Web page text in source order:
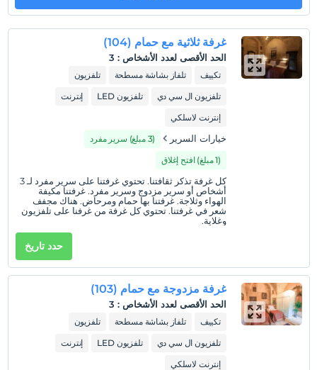
بعد 13:00
تسجيل المغادرة
قبل 12:00
حيوانات أليفة
ممنوع التدخين في الغرفة
ساعات تسجيل الوصول
الأطفال الرضع حتى سن 2 مجانيون.
غرفة ثلاثية مع حمام (104)
الحد الأقصى لعدد الأشخاص :
3
تكييف تلفاز بشاشة مسطحة
تلفزيون
تلفزيون ال سي دي
تلفزيون LED
إنترنت
إنترنت لاسلكي
خيارات السرير
(3 مبلغ) سرير مفرد
(1 مبلغ) افتح إغلاق
كل غرفة تذكر ثقافتنا. تحتوي غرفتنا على سرير مفرد لـ 3
أشخاص أو سرير مزدوج وسرير مفرد. غرفتنا مكيفة
الهواء وثلاجة. غرفتنا بها حمام ومرحاض. هناك مجفف
شعر في غرفتنا. تحتوي كل غرفة من غرفنا على تلفزيون
وغلاية.
حدد تاريخ
غرفة مزدوجة مع حمام (103)
الحد الأقصى لعدد الأشخاص :
3
تكييف تلفاز بشاشة مسطحة
تلفزيون
تلفزيون ال سي دي
تلفزيون LED
إنترنت
إنترنت لاسلكي